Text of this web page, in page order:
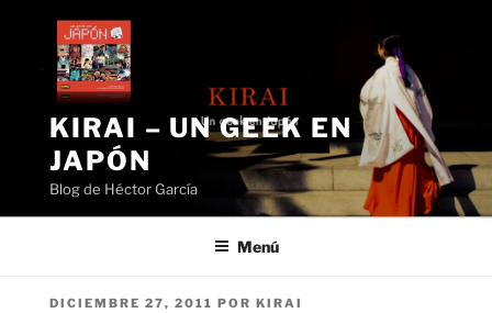
contenido
KIRAI – UN GEEK EN
JAPÓN
Blog de Héctor García
Menú
PUBLICADO
DICIEMBRE 27, 2011 POR KIRAI